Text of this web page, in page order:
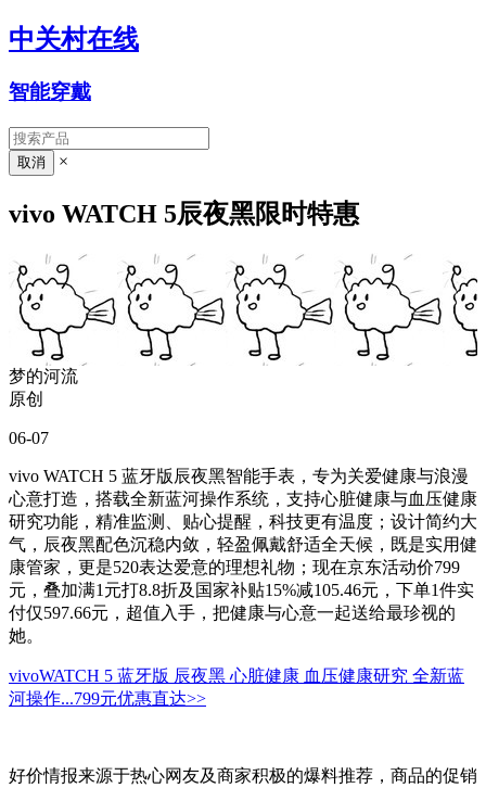
中关村在线
智能穿戴
×
vivo WATCH 5辰夜黑限时特惠
梦的河流
原创
06-07
vivo WATCH 5 蓝牙版辰夜黑智能手表，专为关爱健康与浪漫
心意打造，搭载全新蓝河操作系统，支持心脏健康与血压健康
研究功能，精准监测、贴心提醒，科技更有温度；设计简约大
气，辰夜黑配色沉稳内敛，轻盈佩戴舒适全天候，既是实用健
康管家，更是520表达爱意的理想礼物；现在京东活动价799
元，叠加满1元打8.8折及国家补贴15%减105.46元，下单1件实
付仅597.66元，超值入手，把健康与心意一起送给最珍视的
她。
vivoWATCH 5 蓝牙版 辰夜黑 心脏健康 血压健康研究 全新蓝
河操作...799元优惠直达>>
好价情报来源于热心网友及商家积极的爆料推荐，商品的促销